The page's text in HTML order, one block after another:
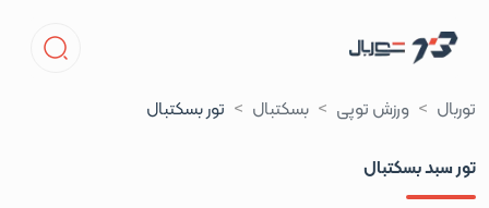
توربال ورزش توپی بسکتبال
تور بسکتبال
تور سبد بسکتبال